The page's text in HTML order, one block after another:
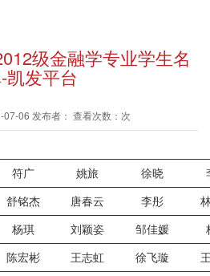
级金融学专业学生名
凯发平台
07-06 发布者： 查看次数：次
符广 姚旅 徐晓
舒铭杰 唐春云 李彤
杨琪 刘颖姿 邹佳媛
陈宏彬 王志虹 徐飞璇